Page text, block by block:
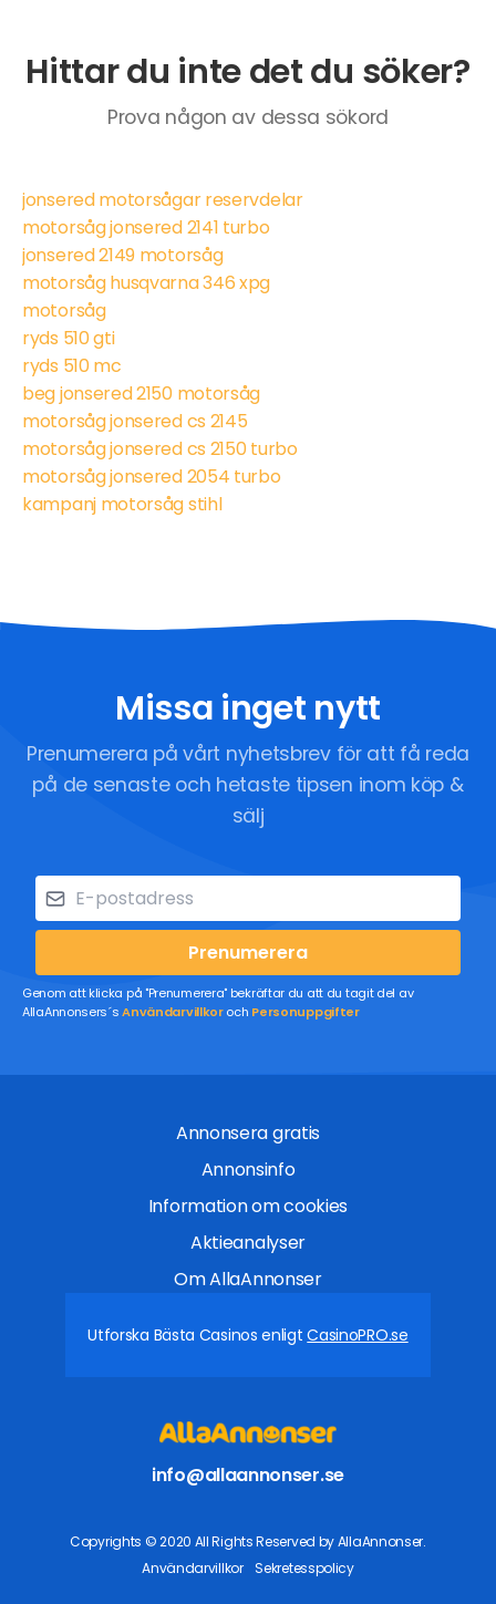
Hittar du inte det du söker?
Prova någon av dessa sökord
jonsered motorsågar reservdelar
motorsåg jonsered 2141 turbo
jonsered 2149 motorsåg
motorsåg husqvarna 346 xpg
motorsåg
ryds 510 gti
ryds 510 mc
beg jonsered 2150 motorsåg
motorsåg jonsered cs 2145
motorsåg jonsered cs 2150 turbo
motorsåg jonsered 2054 turbo
kampanj motorsåg stihl
Missa inget nytt
Prenumerera på vårt nyhetsbrev för att få reda
på de senaste och hetaste tipsen inom köp &
sälj
Prenumerera
Genom att klicka på "Prenumerera" bekräftar du att du tagit del av
AllaAnnonsers´sAnvändarvillkoroch Personuppgifter
Annonsera gratis
Annonsinfo
Information om cookies
Aktieanalyser
Om AllaAnnonser
Utforska Bästa Casinos enligtCasinoPRO.se
info@allaannonser.se
Copyrights © 2020 All Rights Reserved by AllaAnnonser.
Användarvillkor
Sekretesspolicy